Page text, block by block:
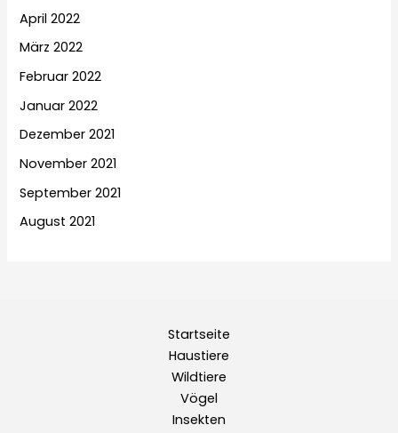
April 2022
März 2022
Februar 2022
Januar 2022
Dezember 2021
November 2021
September 2021
August 2021
Startseite
Haustiere
Wildtiere
Vögel
Insekten